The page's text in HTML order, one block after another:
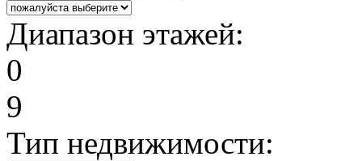
Диапазон этажей:
0
9
Тип недвижимости: